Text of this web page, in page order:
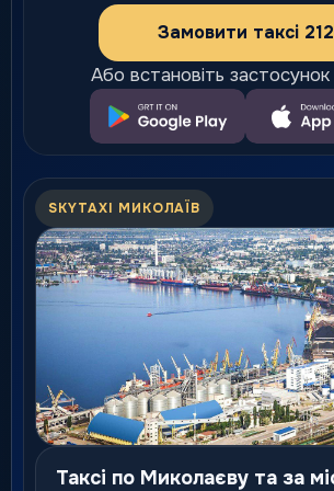
Замовити таксі 212
Або встановіть
SKYTAXI МИКОЛАЇВ
Таксі по Миколаєву та за